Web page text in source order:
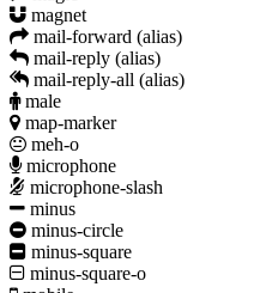
magnet
mail-forward (alias)
mail-reply (alias)
mail-reply-all (alias)
male
map-marker
meh-o
microphone
microphone-slash
minus
minus-circle
minus-square
minus-square-o